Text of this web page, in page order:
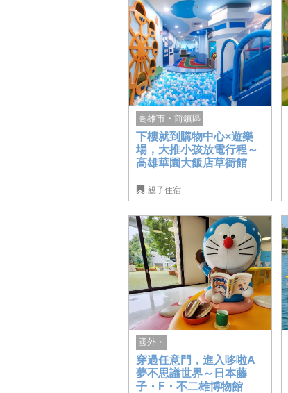
高雄市・前鎮區
下樓就到購物中心×遊樂
場，大推小孩放電行程～
高雄華園大飯店草衙館
親子住宿
國外・
穿過任意門，進入哆啦A
夢不思議世界～日本藤
子・F・不二雄博物館